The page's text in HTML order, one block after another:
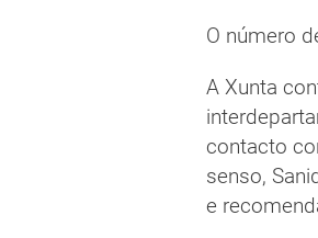
O número
A Xunta
contacto
senso,
e